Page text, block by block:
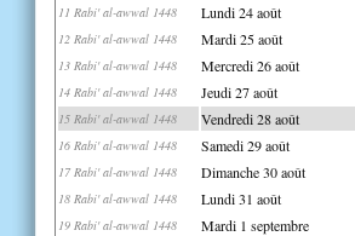
11 Rabi' al-awwal 1448 Lundi 24 août
12 Rabi' al-awwal 1448 Mardi 25 août
13 Rabi' al-awwal 1448 Mercredi 26 août
14 Rabi' al-awwal 1448 Jeudi 27 août
15 Rabi' al-awwal 1448 Vendredi 28 août
16 Rabi' al-awwal 1448 Samedi 29 août
17 Rabi' al-awwal 1448 Dimanche 30 août
18 Rabi' al-awwal 1448 Lundi 31 août
19 Rabi' al-awwal 1448 Mardi 1 septembre